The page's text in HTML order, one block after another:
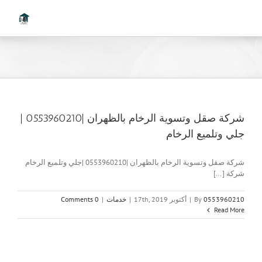
شركة صقل وتسوية الرخام بالظهران |0553960210 |
جلي وتلميع الرخام
شركة صقل وتسوية الرخام بالظهران |0553960210 |جلي وتلميع الرخام
شركة [...]
By 0553960210
| أكتوبر 17th, 2019 | خدمات |
0 Comments
Read More